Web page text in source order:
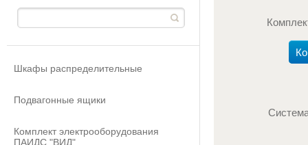
Шкафы распределительные
Подвагонные ящики
Комплект электрооборудования
ПАИДС "ВИД"